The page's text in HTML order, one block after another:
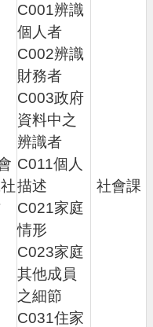
C001辨識
個人者
C002辨識
財務者
C003政府
資料中之
辨識者
C011個人
描述
C021家庭
情形
C023家庭
其他成員
之細節
C031住家
社會課